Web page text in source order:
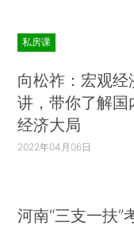
私房课
向松祚：宏观经
讲，带你了解国
经济大局
2022年04月06日
河南“三支一扶”